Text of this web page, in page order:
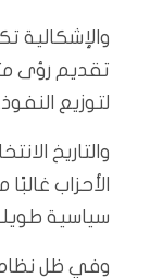
والإشكالية
تقديم رؤى
لتوزيع النفوذ.
الأحزاب
سياسية
وفي ظل نظام